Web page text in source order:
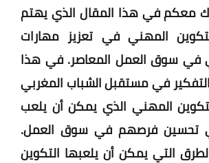
معكم في هذا المقال الذي يهتم
المهني في تعزيز مهارات
في سوق العمل المعاصر. في هذا
في مستقبل الشباب المغربي
المهني الذي يمكن أن يلعب
تحسين فرصهم في سوق العمل.
التي يمكن أن يلعبها التكوين